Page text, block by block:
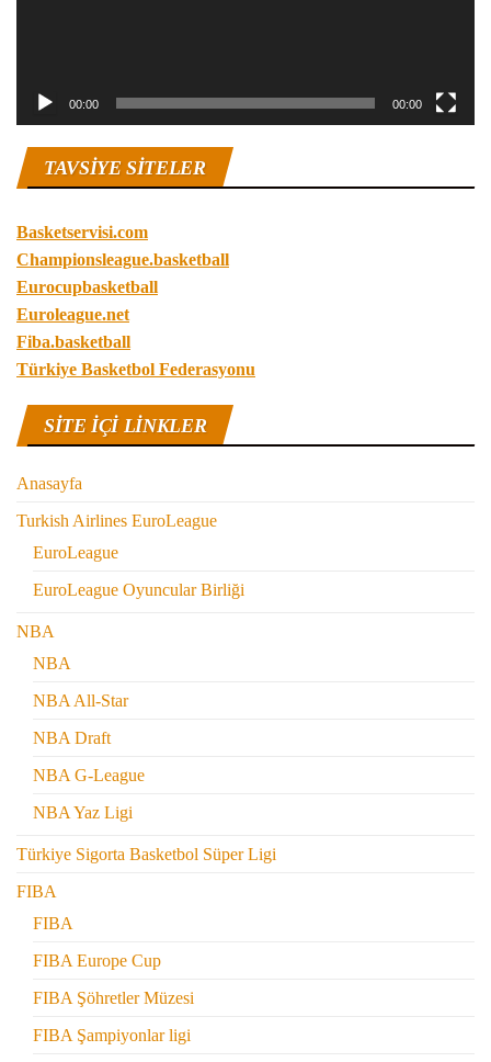
00:00 00:00
TAVSIYE SITELER
Basketservisi.com
Championsleague.basketball
Eurocupbasketball
Euroleague.net
Fiba.basketball
Türkiye Basketbol Federasyonu
SITE IÇI LINKLER
Anasayfa
Turkish Airlines EuroLeague
EuroLeague
EuroLeague Oyuncular Birliği
NBA
NBA
NBA All-Star
NBA Draft
NBA G-League
NBA Yaz Ligi
Türkiye Sigorta Basketbol Süper Ligi
FIBA
FIBA
FIBA Europe Cup
FIBA Şöhretler Müzesi
FIBA Şampiyonlar ligi